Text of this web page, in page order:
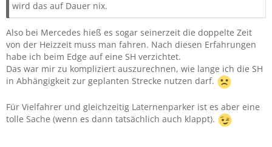
wird das auf Dauer nix.
Also bei Mercedes hieß es sogar seinerzeit die doppelte Zeit
von der Heizzeit muss man fahren. Nach diesen Erfahrungen
habe ich beim Edge auf eine SH verzichtet.
Das war mir zu kompliziert auszurechnen, wie lange ich die SH
in Abhängigkeit zur geplanten Strecke nutzen darf.
Für Vielfahrer und gleichzeitig Laternenparker ist es aber eine
tolle Sache (wenn es dann tatsächlich auch klappt).